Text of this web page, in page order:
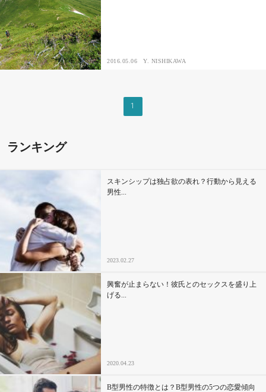
特集
占い・診断
趣味・旅行
不倫・だめ男
感動
心の処方箋
カルチャー・トレンド・芸能
驚き
2016.05.06 Y. NISHIKAWA
1
ランキング
スキンシップは独占欲の表れ？行動から見える
男性...
2023.02.27
興奮が止まらない！彼氏とのセックスを盛り上
げる...
2020.04.23
B型男性の特徴とは？B型男性の5つの恋愛傾向